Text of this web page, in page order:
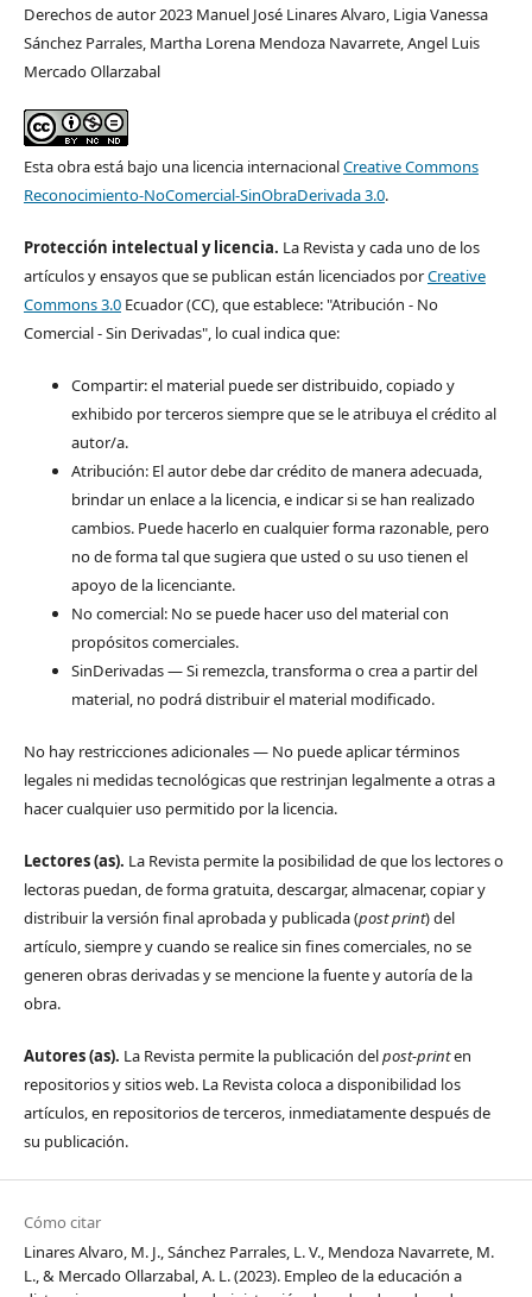
Derechos de autor 2023 Manuel José Linares Alvaro, Ligia Vanessa
Sánchez Parrales, Martha Lorena Mendoza Navarrete, Angel Luis
Mercado Ollarzabal
Esta obra está bajo una licencia internacionalCreative Commons
Reconocimiento-NoComercial-SinObraDerivada 3.0.
Protección intelectual y licencia. La Revista y cada uno de los
artículos y ensayos que se publican están licenciados porCreative
Commons 3.0Ecuador (CC), que establece: "Atribución - No
Comercial - Sin Derivadas", lo cual indica que:
Compartir: el material puede ser distribuido, copiado y
exhibido por terceros siempre que se le atribuya el crédito al
autor/a.
Atribución: El autor debe dar crédito de manera adecuada,
brindar un enlace a la licencia, e indicar si se han realizado
cambios. Puede hacerlo en cualquier forma razonable, pero
no de forma tal que sugiera que usted o su uso tienen el
apoyo de la licenciante.
No comercial: No se puede hacer uso del material con
propósitos comerciales.
SinDerivadas — Si remezcla, transforma o crea a partir del
material, no podrá distribuir el material modificado.
No hay restricciones adicionales — No puede aplicar términos
legales ni medidas tecnológicas que restrinjan legalmente a otras a
hacer cualquier uso permitido por la licencia.
Lectores (as). La Revista permite la posibilidad de que los lectores o
lectoras puedan, de forma gratuita, descargar, almacenar, copiar y
distribuir la versión final aprobada y publicada (post print) del
artículo, siempre y cuando se realice sin fines comerciales, no se
generen obras derivadas y se mencione la fuente y autoría de la
obra.
Autores (as). La Revista permite la publicación delpost-printen
repositorios y sitios web. La Revista coloca a disponibilidad los
artículos, en repositorios de terceros, inmediatamente después de
su publicación.
Cómo citar
Linares Alvaro, M. J., Sánchez Parrales, L. V., Mendoza Navarrete, M.
L., & Mercado Ollarzabal, A. L. (2023). Empleo de la educación a